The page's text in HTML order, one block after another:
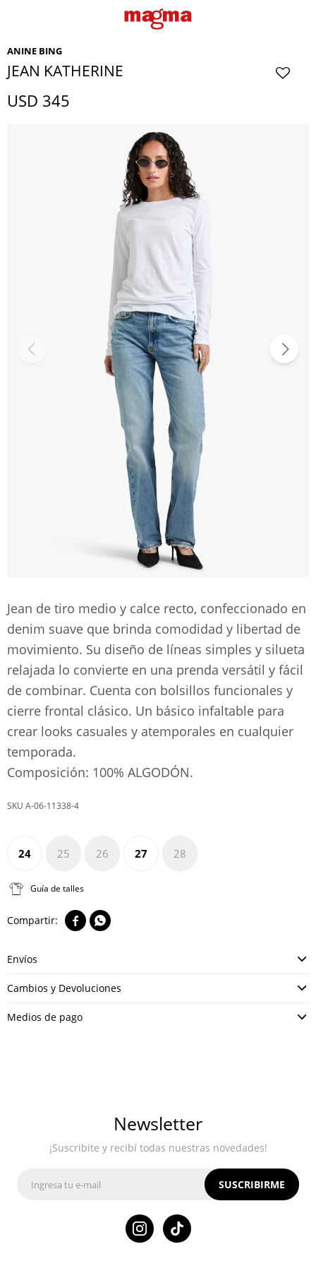
ANINE BING
JEAN KATHERINE
USD 345
Jean de tiro medio y calce recto, confeccionado en
denim suave que brinda comodidad y libertad de
movimiento. Su diseño de líneas simples y silueta
relajada lo convierte en una prenda versátil y fácil
de combinar. Cuenta con bolsillos funcionales y
cierre frontal clásico. Un básico infaltable para
crear looks casuales y atemporales en cualquier
temporada.
Composición: 100% ALGODÓN.
A-06-11338-4
24 25 26 27 28
Guía de talles
 
Envíos
Cambios y Devoluciones
Medios de pago
Newsletter
¡Suscribite y recibí todas nuestras novedades!
SUSCRIBIRME
